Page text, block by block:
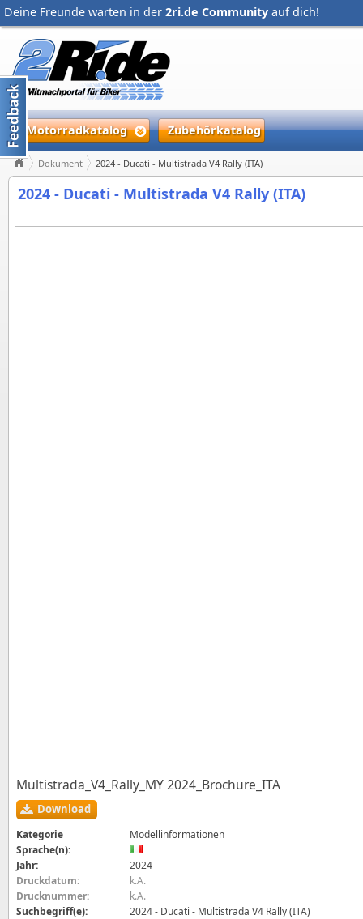
Deine Freunde warten in der 2ri.de Community auf dich!
Motorradkatalog Zubehörkatalog
Dokument 2024 - Ducati - Multistrada V4 Rally (ITA)
2024 - Ducati - Multistrada V4 Rally (ITA)
Multistrada_V4_Rally_MY 2024_Brochure_ITA
Download
Kategorie
Modellinformationen
Sprache(n):
Jahr:
2024
Druckdatum:
k.A.
Drucknummer:
k.A.
Suchbegriff(e):
2024 - Ducati - Multistrada V4 Rally (ITA)